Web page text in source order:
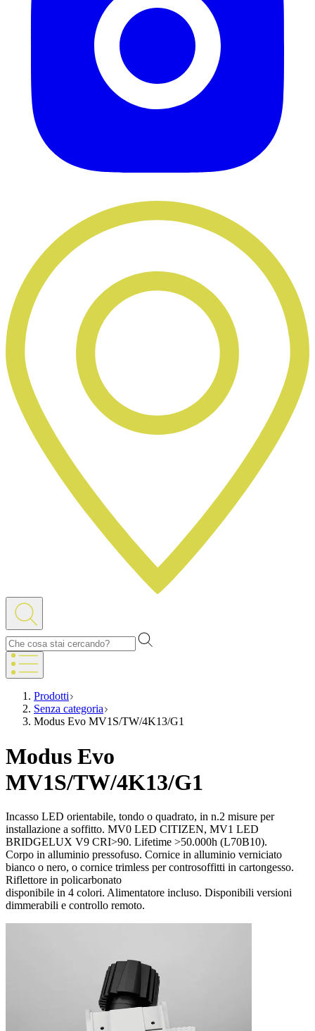
Prodotti
Senza categoria
Modus Evo MV1S/TW/4K13/G1
Modus Evo
MV1S/TW/4K13/G1
Incasso LED orientabile, tondo o quadrato, in n.2 misure per
installazione a soffitto. MV0 LED CITIZEN, MV1 LED
BRIDGELUX V9 CRI>90. Lifetime >50.000h (L70B10).
Corpo in alluminio pressofuso. Cornice in alluminio verniciato
bianco o nero, o cornice trimless per controsoffitti in cartongesso.
Riflettore in policarbonato
disponibile in 4 colori. Alimentatore incluso. Disponibili versioni
dimmerabili e controllo remoto.